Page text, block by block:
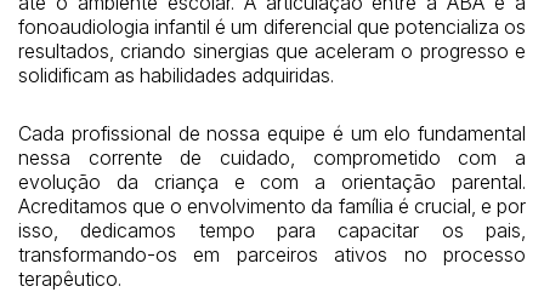
fonoaudiologia infantil é um diferencial que potencializa os
resultados, criando sinergias que aceleram o progresso e
solidificam as habilidades adquiridas.
Cada profissional de nossa equipe é um elo fundamental
nessa corrente de cuidado, comprometido com a
evolução da criança e com a orientação parental.
Acreditamos que o envolvimento da família é crucial, e por
isso, dedicamos tempo para capacitar os pais,
transformando-os em parceiros ativos no processo
terapêutico.